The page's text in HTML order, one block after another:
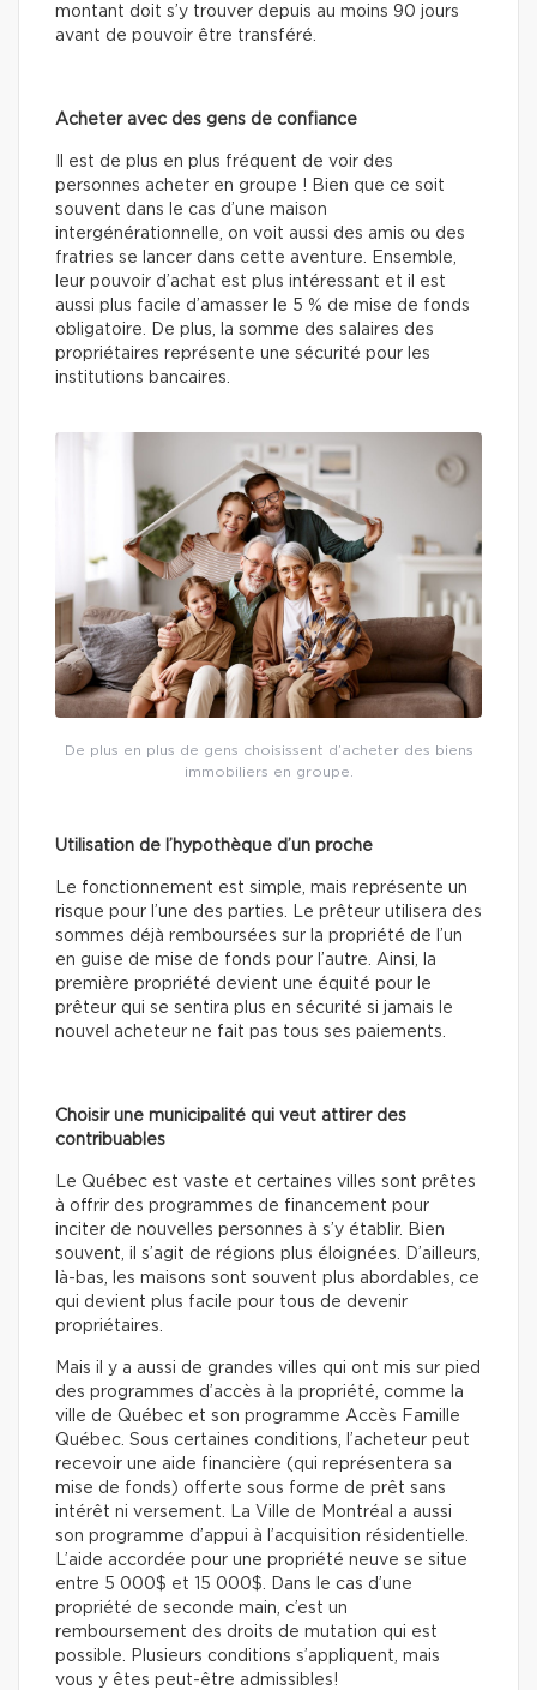
montant doit s’y trouver depuis au moins 90 jours
avant de pouvoir être transféré.
Acheter avec des gens de confiance
Il est de plus en plus fréquent de voir des
personnes acheter en groupe ! Bien que ce soit
souvent dans le cas d’une maison
intergénérationnelle, on voit aussi des amis ou des
fratries se lancer dans cette aventure. Ensemble,
leur pouvoir d’achat est plus intéressant et il est
aussi plus facile d’amasser le 5 % de mise de fonds
obligatoire. De plus, la somme des salaires des
propriétaires représente une sécurité pour les
institutions bancaires.
De plus en plus de gens choisissent d’acheter des biens
immobiliers en groupe.
Utilisation de l’hypothèque d’un proche
Le fonctionnement est simple, mais représente un
risque pour l’une des parties. Le prêteur utilisera des
sommes déjà remboursées sur la propriété de l’un
en guise de mise de fonds pour l’autre. Ainsi, la
première propriété devient une équité pour le
prêteur qui se sentira plus en sécurité si jamais le
nouvel acheteur ne fait pas tous ses paiements.
Choisir une municipalité qui veut attirer des
contribuables
Le Québec est vaste et certaines villes sont prêtes
à offrir des programmes de financement pour
inciter de nouvelles personnes à s’y établir. Bien
souvent, il s’agit de régions plus éloignées. D’ailleurs,
là-bas, les maisons sont souvent plus abordables, ce
qui devient plus facile pour tous de devenir
propriétaires.
Mais il y a aussi de grandes villes qui ont mis sur pied
des programmes d’accès à la propriété, comme la
ville de Québec et son programme Accès Famille
Québec. Sous certaines conditions, l’acheteur peut
recevoir une aide financière (qui représentera sa
mise de fonds) offerte sous forme de prêt sans
intérêt ni versement. La Ville de Montréal a aussi
son programme d’appui à l’acquisition résidentielle.
L’aide accordée pour une propriété neuve se situe
entre 5 000$ et 15 000$. Dans le cas d’une
propriété de seconde main, c’est un
remboursement des droits de mutation qui est
possible. Plusieurs conditions s’appliquent, mais
vous y êtes peut-être admissibles!